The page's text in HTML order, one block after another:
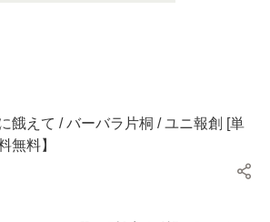
餓えて / バーバラ片桐 / ユニ報創 [単
無料】